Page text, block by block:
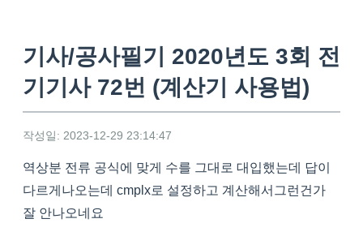
기사/공사필기 2020년도 3회 전
기기사 72번 (계산기 사용법)
작성일: 2023-12-29 23:14:47
역상분 전류 공식에 맞게 수를 그대로 대입했는데 답이
다르게나오는데 cmplx로 설정하고 계산해서그런건가
잘 안나오네요